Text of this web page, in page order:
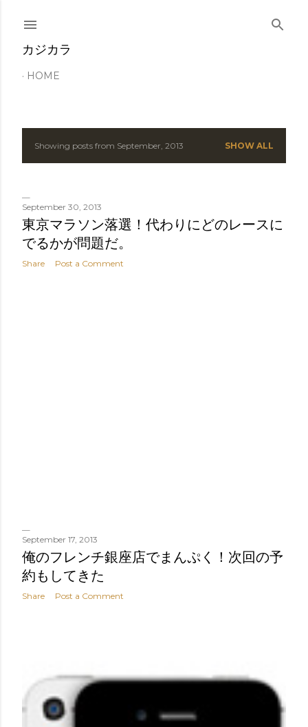
カジカラ
HOME
P
s
t
s
Showing posts from September, 2013 SHOW ALL
September 30, 2013
東京マラソン落選！代わりにどのレースに
でるかが問題だ。
Share Post a Comment
September 17, 2013
俺のフレンチ銀座店でまんぷく！次回の予
約もしてきた
Share Post a Comment